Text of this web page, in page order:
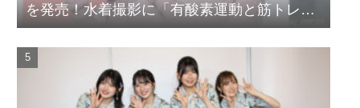
を発売！水着撮影に「有酸素運動と筋トレを
頑張りました」